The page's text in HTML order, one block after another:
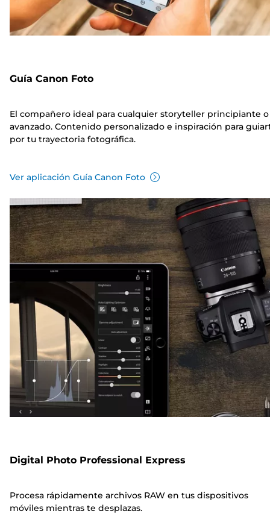
Guía Canon Foto
El compañero ideal para cualquier storyteller principiante o
avanzado. Contenido personalizado e inspiración para
por tu trayectoria fotográfica.
Ver aplicación Guía Canon Foto
Digital Photo Professional Express
Procesa rápidamente archivos RAW en tus dispositivos
móviles mientras te desplazas.